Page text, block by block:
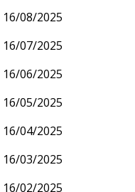
16/08/2025
16/07/2025
16/06/2025
16/05/2025
16/04/2025
16/03/2025
16/02/2025